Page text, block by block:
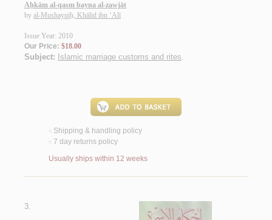
Aḥkām al-qasm bayna al-zawjāt
by al-Mushayqiḥ, Khālid ibn ‘Alī
Issue Year: 2010
Our Price: $18.00
Subject: Islamic marriage customs and rites.
< Shipping & handling policy
< 7 day returns policy
Usually ships within 12 weeks
3.